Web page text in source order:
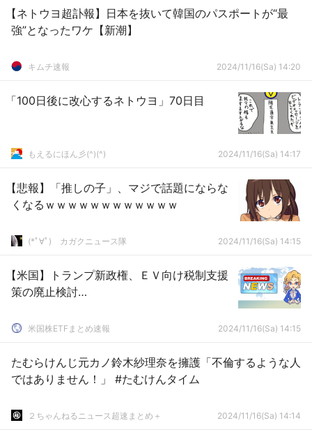
【ネトウヨ超訃報】日本を抜いて韓国のパスポートが“最
強”となったワケ【新潮】
キムチ速報 2024/11/16(Sa) 14:20
「100日後に改心するネトウヨ」70日目
もえるにほん彡(^)(^) 2024/11/16(Sa) 14:17
【悲報】「推しの子」、マジで話題にならな
くなるｗｗｗｗｗｗｗｗｗｗｗｗ
(*ﾟ∀ﾟ)ゞカガクニュース隊 2024/11/16(Sa) 14:15
【米国】トランプ新政権、ＥＶ向け税制支援
策の廃止検討…
米国株ETFまとめ速報 2024/11/16(Sa) 14:15
たむらけんじ元カノ鈴木紗理奈を擁護「不倫するような人
ではありません！」 #たむけんタイム
２ちゃんねるニュース超速まとめ＋ 2024/11/16(Sa) 14:14